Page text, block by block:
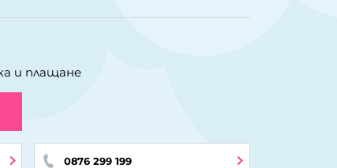
и плащане
0876 299 199